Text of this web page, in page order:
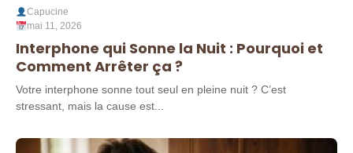
Capucine
mai 11, 2026
Interphone qui Sonne la Nuit : Pourquoi et
Comment Arrêter ça ?
Votre interphone sonne tout seul en pleine nuit ? C’est
stressant, mais la cause est...